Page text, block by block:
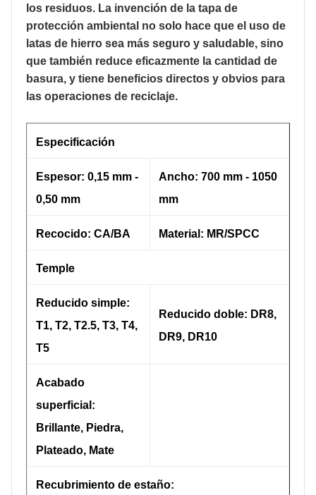
los residuos. La invención de la tapa de
protección ambiental no solo hace que el uso de
latas de hierro sea más seguro y saludable, sino
que también reduce eficazmente la cantidad de
basura, y tiene beneficios directos y obvios para
las operaciones de reciclaje.
Especificación
Espesor: 0,15 mm -
0,50 mm
Ancho: 700 mm - 1050
mm
Recocido: CA/BA Material: MR/SPCC
Temple
Reducido simple:
T1, T2, T2.5, T3, T4,
T5
Reducido doble: DR8,
DR9, DR10
Acabado
superficial:
Brillante, Piedra,
Plateado, Mate
Recubrimiento de estaño: